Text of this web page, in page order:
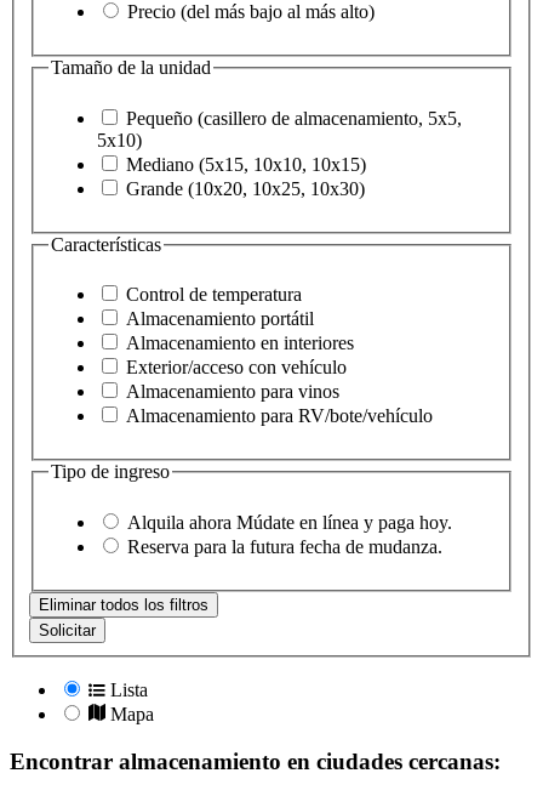
Precio (del más bajo al más alto)
Tamaño de la unidad
Pequeño (casillero de almacenamiento, 5x5,
5x10)
Mediano (5x15, 10x10, 10x15)
Grande (10x20, 10x25, 10x30)
Características
Control de temperatura
Almacenamiento portátil
Almacenamiento en interiores
Exterior/acceso con vehículo
Almacenamiento para vinos
Almacenamiento para RV/bote/vehículo
Tipo de ingreso
Alquila ahora Múdate en línea y paga hoy.
Reserva para la futura fecha de mudanza.
Eliminar todos los filtros
Solicitar
Lista
Mapa
Encontrar almacenamiento en ciudades cercanas: